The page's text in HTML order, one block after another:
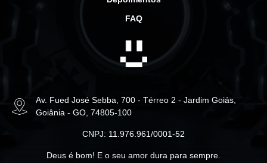
Av. Fued José Sebba, 700 - Térreo 2 - Jardim Goiás,
Goiânia - GO, 74805-100
CNPJ: 11.976.961/0001-52
Deus é bom! E o seu amor dura para sempre.
FAQ